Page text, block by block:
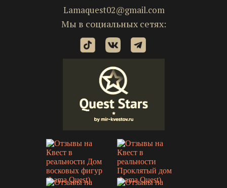
Мы в социальных сетях:
Lamaquest02@gmail.com